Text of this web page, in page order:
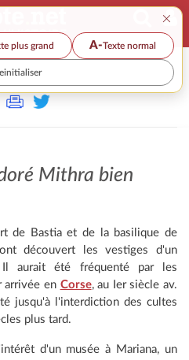
×
plus grand A-Texte normal
Mithra bien
de Bastia et de la basilique de
découvert les vestiges d'un
aurait été fréquenté par les
arrivée en Corse, au Ier siècle av.
jusqu'à l'interdiction des cultes
plus tard.
d'un musée à Mariana, un